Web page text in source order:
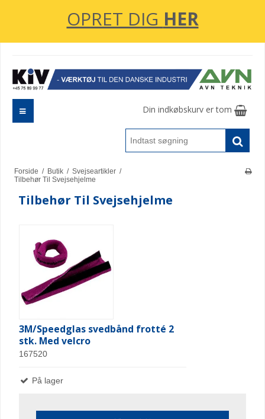
OPRET DIG HER
Din indkøbskurv er tom
Forside / Butik / Svejseartikler /
Tilbehør Til Svejsehjelme
Tilbehør Til Svejsehjelme
3M/Speedglas svedbånd frotté 2
stk. Med velcro
167520
På lager